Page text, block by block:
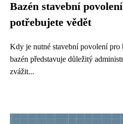
Bazén stavební
potřebujete vědět
Kdy je nutné stavební povolení pro
bazén představuje důležitý
zvážit...